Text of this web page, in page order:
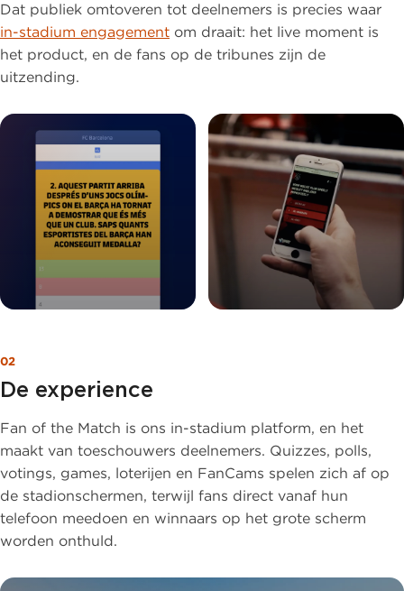
Dat publiek omtoveren tot deelnemers is precies waar
in-stadium engagement om draait: het live moment is
het product, en de fans op de tribunes zijn de
uitzending.
02
De experience
Fan of the Match is ons in-stadium platform, en het
maakt van toeschouwers deelnemers. Quizzes, polls,
votings, games, loterijen en FanCams spelen zich af op
de stadionschermen, terwijl fans direct vanaf hun
telefoon meedoen en winnaars op het grote scherm
worden onthuld.